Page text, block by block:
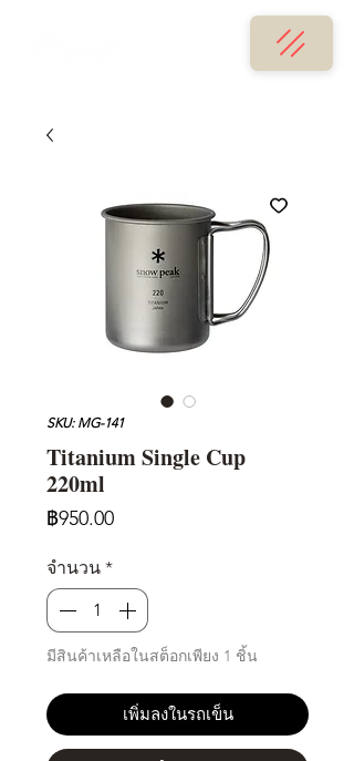
SKU: MG-141
Titanium Single Cup
220ml
฿950.00ราคา
จำนวน *
มีสินค้าเหลือในสต็อกเพียง 1 ชิ้น
เพิ่มลงในรถเข็น